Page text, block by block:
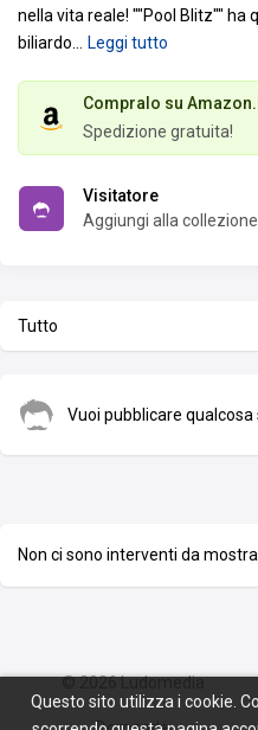
nella vita reale! ""Pool Blitz"" ha
biliardo
Leggi tutto
Compralo su
Spedizione gratuita!
Visitatore
Aggiungi alla collezione
Tutto
Vuoi pubblicare qualcosa
Non ci sono interventi da
© 2026Ludomedia
Questo sito utilizza i cookie.